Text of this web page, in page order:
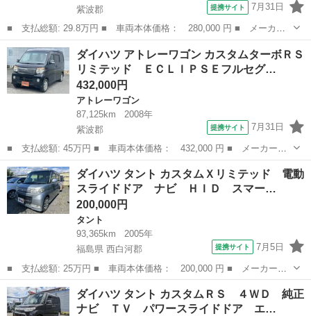
紫波郡
提携サイト 7月31日
■ 支払総額: 29.8万円 ■ 車両本体価格： 280,000 円 ■ メーカー
名： ダイハツ ■ 車種名： ミラ ■ グレード名： Ｘスペシャ
ル ４ＷＤ ５速マニュアル キーレス ■ 排気量： 660cc ■ ドア
枚数...
岩手 紫波郡 ミラ
ダイハツ アトレーワゴン カスタムターボＲＳ
リミテッド ＥＣＬＩＰＳＥフルセグ…
432,000円
アトレーワゴン
87,125km
2008年
紫波郡
提携サイト 7月31日
■ 支払総額: 45万円 ■ 車両本体価格： 432,000 円 ■ メーカー
名： ダイハツ ■ 車種名： アトレーワゴン ■ グレード名： カ
スタムターボＲＳリミテッド ＥＣＬＩＰＳＥフルセグＳＤナビ（Ｃ
Ｄ・ＤＶＤ再生／...
岩手 紫波郡 アトレーワゴン
ダイハツ タント カスタムＸリミテッド 電動
スライドドア ナビ ＨＩＤ スマー…
200,000円
タント
93,365km
2005年
福島県 西白河郡
提携サイト 7月5日
■ 支払総額: 25万円 ■ 車両本体価格： 200,000 円 ■ メーカー
名： ダイハツ ■ 車種名： タント ■ グレード名： カスタムＸ
リミテッド 電動スライドドア ナビ ＨＩＤ スマートキー ベン
チシート ＣＶＴ...
福島 西白河郡 タント
ダイハツ タント カスタムＲＳ ４ＷＤ 純正
ナビ ＴＶ パワースライドドア エ…